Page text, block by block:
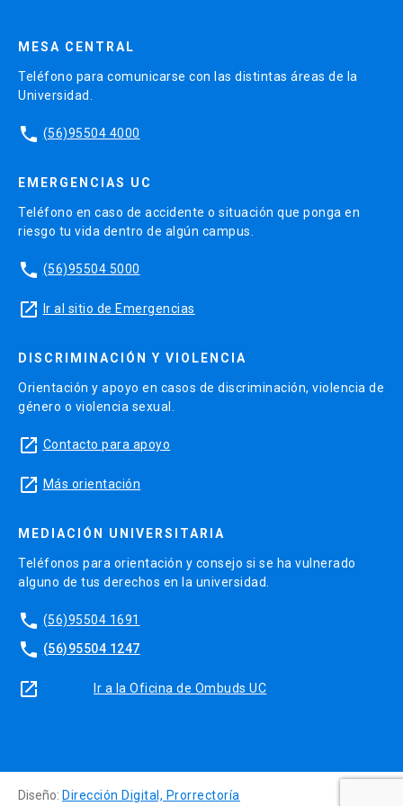
MESA CENTRAL
Teléfono para comunicarse con las distintas áreas de la
Universidad.
phone (56)95504 4000
EMERGENCIAS UC
Teléfono en caso de accidente o situación que ponga en
riesgo tu vida dentro de algún campus.
phone (56)95504 5000
launch Ir al sitio de Emergencias
DISCRIMINACIÓN Y VIOLENCIA
Orientación y apoyo en casos de discriminación, violencia de
género o violencia sexual.
launch Contacto para apoyo
launch Más orientación
MEDIACIÓN UNIVERSITARIA
Teléfonos para orientación y consejo si se ha vulnerado
alguno de tus derechos en la universidad.
phone (56)95504 1691
phone (56)95504 1247
launch Ir a la Oficina de Ombuds UC
Diseño: Dirección Digital, Prorrectoría